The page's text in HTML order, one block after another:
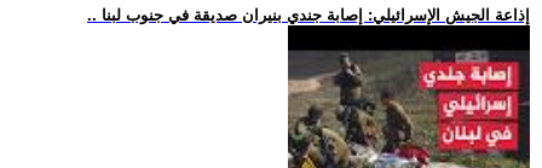
.. إذاعة الجيش الإسرائيلي: إصابة جندي بنيران صديقة في جنوب لبنا